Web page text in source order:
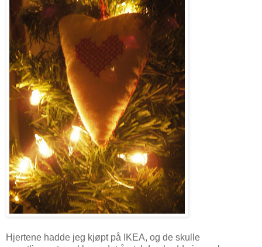
Hjertene hadde jeg kjøpt på IKEA, og de skulle